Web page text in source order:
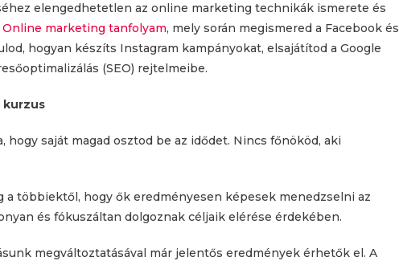
elengedhetetlen az online marketing technikák ismerete és
Online marketing tanfolyam, mely során megismered a Facebook és
hogyan készíts Instagram kampányokat, elsajátítod a Google
(SEO) rejtelmeibe.
kurzus
saját magad osztod be az idődet. Nincs főnököd, aki
többiektől, hogy ők eredményesen képesek menedzselni az
és fókuszáltan dolgoznak céljaik elérése érdekében.
megváltoztatásával már jelentős eredmények érhetők el. A